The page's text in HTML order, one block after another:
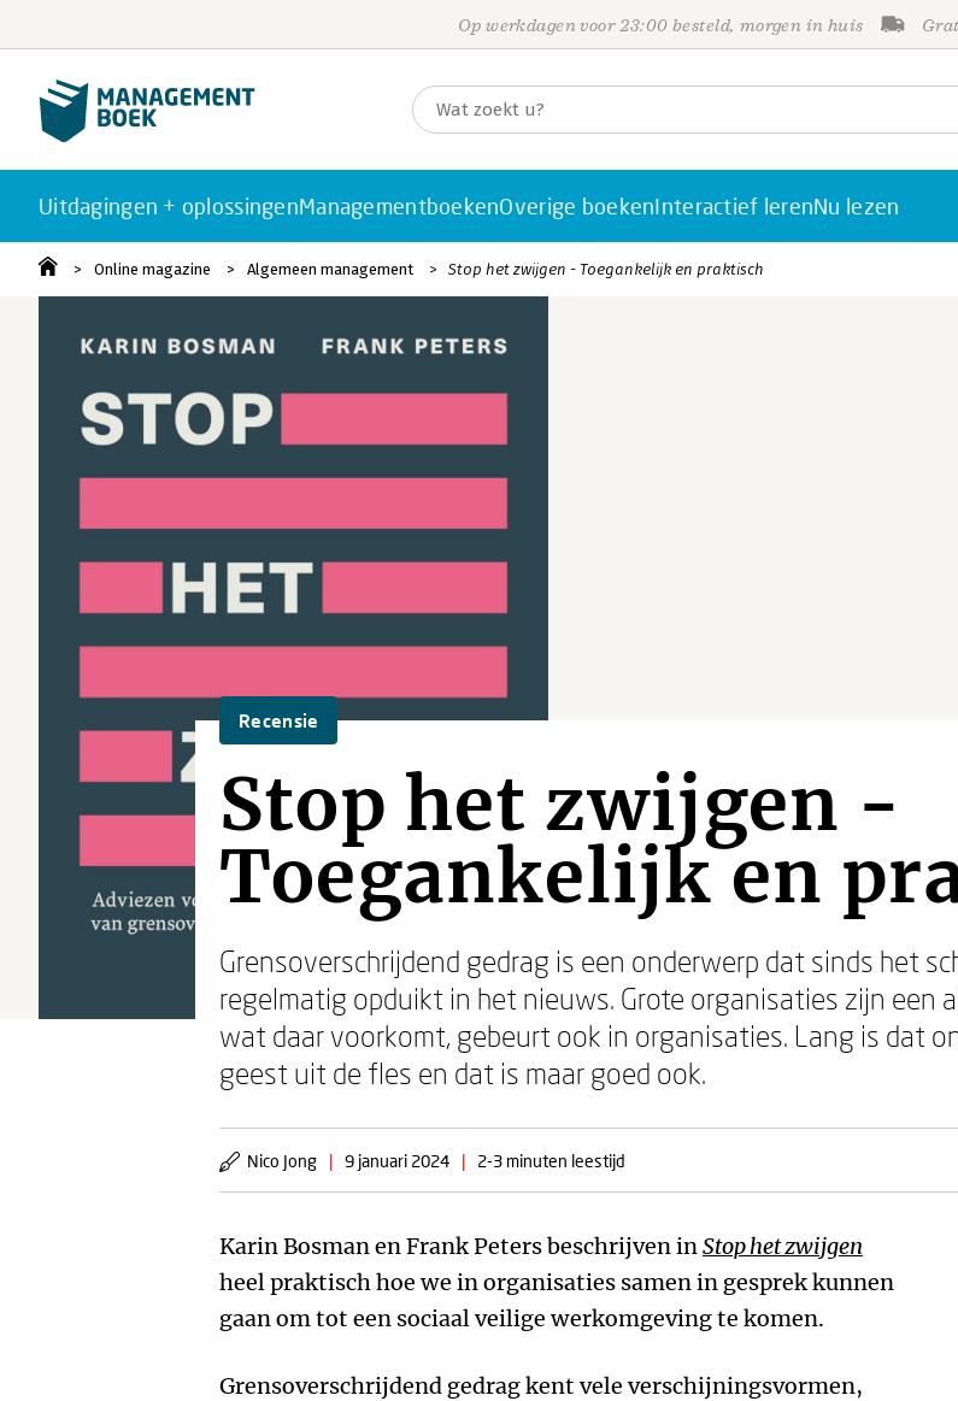
Op werkdagen voor 23:00 besteld, morgen in huis
Uitdagingen + oplossingenManagementboekenOverige boekenInteractief lerenNu lezen
Online magazine Algemeen management Stop het zwijgen - Toegankelijk en praktisch
Recensie
Stop het zwijgen -
Toegankelijk en
Grensoverschrijdend gedrag is een onderwerp dat sinds het
regelmatig opduikt in het nieuws. Grote organisaties zijn een
wat daar voorkomt, gebeurt ook in organisaties. Lang is dat
geest uit de fles en dat is maar goed ook.
Nico Jong | 9 januari 2024 | 2-3 minuten leestijd
Karin Bosman en Frank Peters beschrijven inStop het zwijgen
heel praktisch hoe we in organisaties samen in gesprek kunnen
gaan om tot een sociaal veilige werkomgeving te komen.
Grensoverschrijdend gedrag kent vele verschijningsvormen,